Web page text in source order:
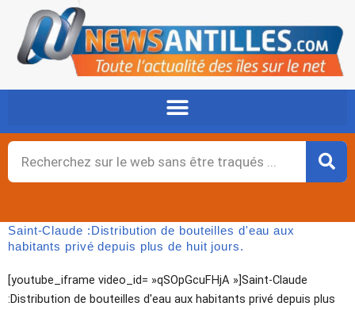
contenu
Rechercher
Saint-Claude :Distribution de bouteilles d'eau aux
habitants privé depuis plus de huit jours.
[youtube_iframe video_id= »qSOpGcuFHjA »]Saint-Claude
:Distribution de bouteilles d'eau aux habitants privé depuis plus